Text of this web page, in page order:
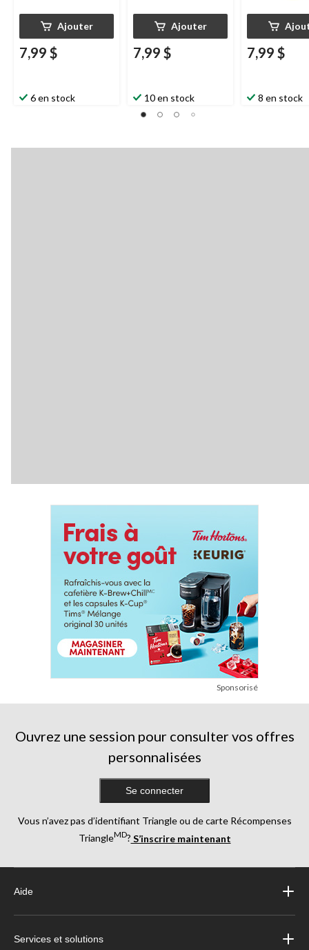
Ajouter
7,99 $
6 en stock
Ajouter
7,99 $
10 en stock
7,99 $
8 en stock
Sponsorisé
Ouvrez une session pour consulter vos offres
personnalisées
Se connecter
Vous n’avez pas d’identifiant Triangle ou de carte Récompenses
TriangleMD? S’inscrire maintenant
Aide
Services et solutions